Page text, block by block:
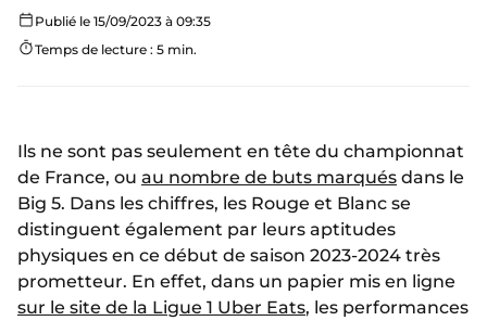
Publié le 15/09/2023 à 09:35
Temps de lecture : 5 min.
Ils ne sont pas seulement en tête du championnat
de France, ou au nombre de buts marqués dans le
Big 5. Dans les chiffres, les Rouge et Blanc se
distinguent également par leurs aptitudes
physiques en ce début de saison 2023-2024 très
prometteur. En effet, dans un papier mis en ligne
sur le site de la Ligue 1 Uber Eats, les performances